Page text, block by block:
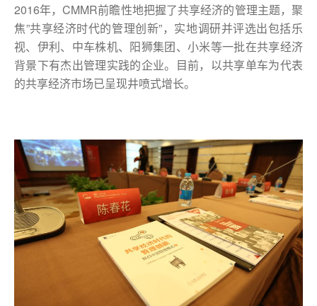
2016年，CMMR前瞻性地把握了共享经济的管理主题，聚
焦”共享经济时代的管理创新”，实地调研并评选出包括乐
视、伊利、中车株机、阳狮集团、小米等一批在共享经济
背景下有杰出管理实践的企业。目前，以共享单车为代表
的共享经济市场已呈现井喷式增长。